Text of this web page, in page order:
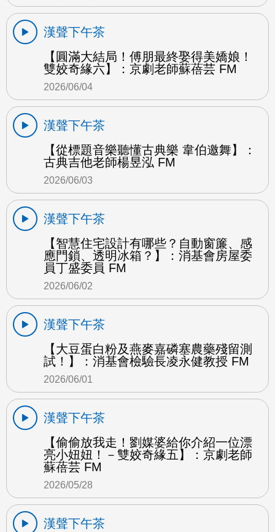
漢聲下午茶
【圓滿大結局！傅朋最終娶得美嬌娘！
雙姣奇緣六】：京劇老師蘇蓓芸 FM
2026/06/04
漢聲下午茶
【從標題音樂聽懂古典樂 韋伯邀舞】：
古典吉他老師楊昱泓 FM
2026/06/03
漢聲下午茶
【智慧住宅設計有哪些？自動窗簾、感
應門鎖、透明冰箱？】：消基會房屋委
員丁盛委員 FM
2026/06/02
漢聲下午茶
【大豆蛋白粉及燕麥嘉磷塞農藥殘留測
試！】：消基會檢驗長凌永健教授 FM
2026/06/01
漢聲下午茶
【偷偷放我走！劉媒婆給你介紹一位漂
亮小妞妞！－雙姣奇緣五】：京劇老師
蘇蓓芸 FM
2026/05/28
漢聲下午茶